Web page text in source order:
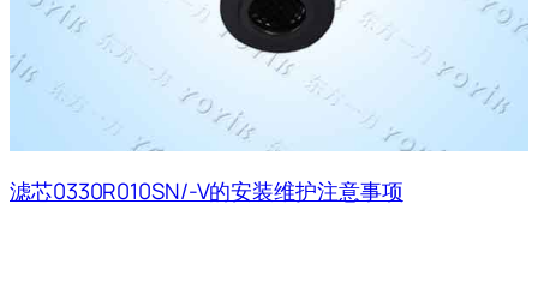
滤芯0330R010SN/-V的安装维护注意事项